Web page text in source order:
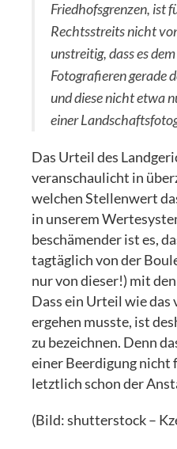
Friedhofsgrenzen, ist
Rechtsstreits nicht
unstreitig, dass es
Fotografieren gerade
und diese nicht etwa
einer
Das Urteil des
veranschaulicht in
welchen Stellenwert
in unserem
beschämender ist es,
tagtäglich von der
nur von dieser!) mit
Dass ein Urteil wie
ergehen musste, ist
zu bezeichnen. Denn
einer Beerdigung
letztlich schon der
(Bild: shutterstock –